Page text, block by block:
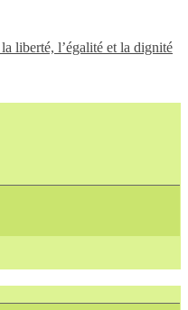
liberté, l’égalité et la dignité